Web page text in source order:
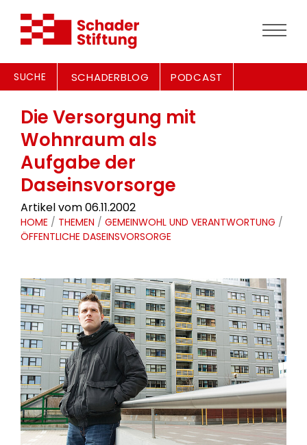
SUCHE SCHADERBLOG PODCAST
Die Versorgung mit
Wohnraum als
Aufgabe der
Daseinsvorsorge
Artikel vom 06.11.2002
HOME / THEMEN / GEMEINWOHL UND VERANTWORTUNG /
ÖFFENTLICHE DASEINSVORSORGE